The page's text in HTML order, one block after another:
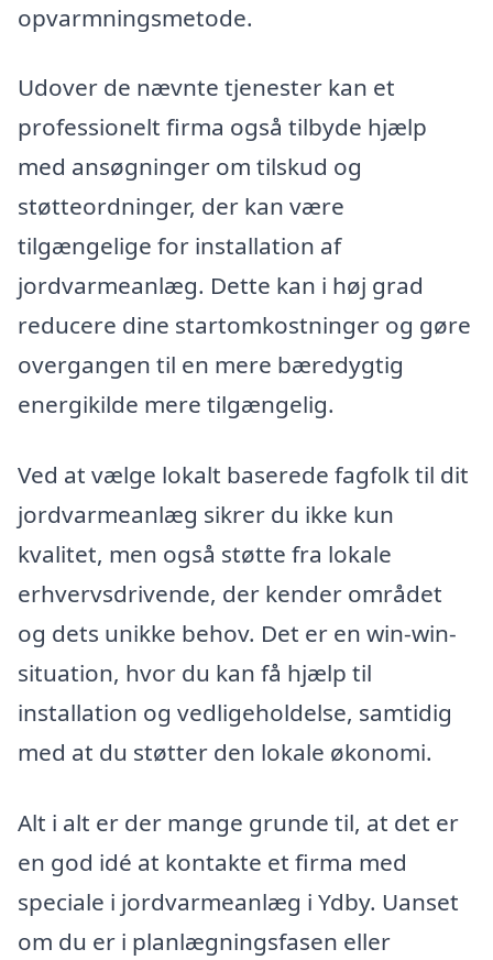
opvarmningsmetode.
Udover de nævnte tjenester kan et
professionelt firma også tilbyde hjælp
med ansøgninger om tilskud og
støtteordninger, der kan være
tilgængelige for installation af
jordvarmeanlæg. Dette kan i høj grad
reducere dine startomkostninger og gøre
overgangen til en mere bæredygtig
energikilde mere tilgængelig.
Ved at vælge lokalt baserede fagfolk til dit
jordvarmeanlæg sikrer du ikke kun
kvalitet, men også støtte fra lokale
erhvervsdrivende, der kender området
og dets unikke behov. Det er en win-win-
situation, hvor du kan få hjælp til
installation og vedligeholdelse, samtidig
med at du støtter den lokale økonomi.
Alt i alt er der mange grunde til, at det er
en god idé at kontakte et firma med
speciale i jordvarmeanlæg i Ydby. Uanset
om du er i planlægningsfasen eller